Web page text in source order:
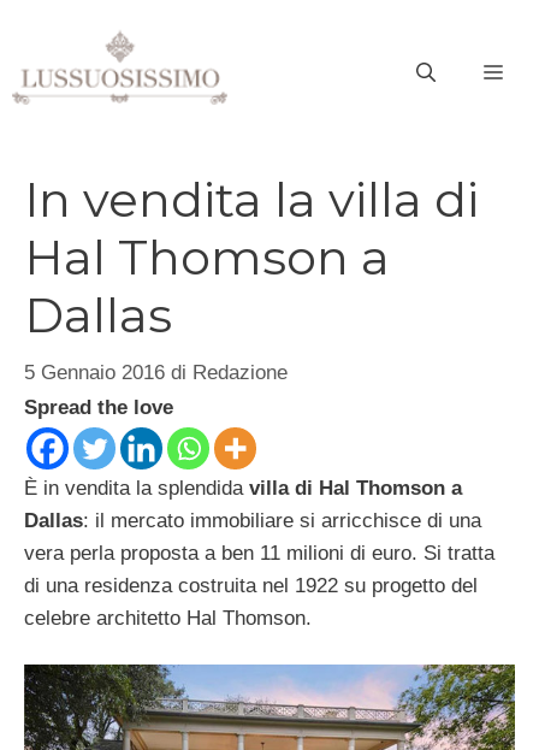
contenuto
In vendita la villa di
Hal Thomson a
Dallas
5 Gennaio 2016 di Redazione
Spread the love
È in vendita la splendida villa di Hal Thomson a
Dallas: il mercato immobiliare si arricchisce di una
vera perla proposta a ben 11 milioni di euro. Si tratta
di una residenza costruita nel 1922 su progetto del
celebre architetto Hal Thomson.